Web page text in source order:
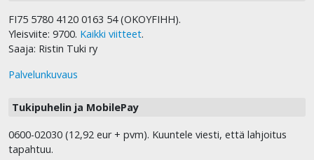
FI75 5780 4120 0163 54 (OKOYFIHH).
Yleisviite: 9700. Kaikki viitteet.
Saaja: Ristin Tuki ry
Palvelunkuvaus
Tukipuhelin ja MobilePay
0600-02030 (12,92 eur + pvm). Kuuntele viesti, että lahjoitus
tapahtuu.